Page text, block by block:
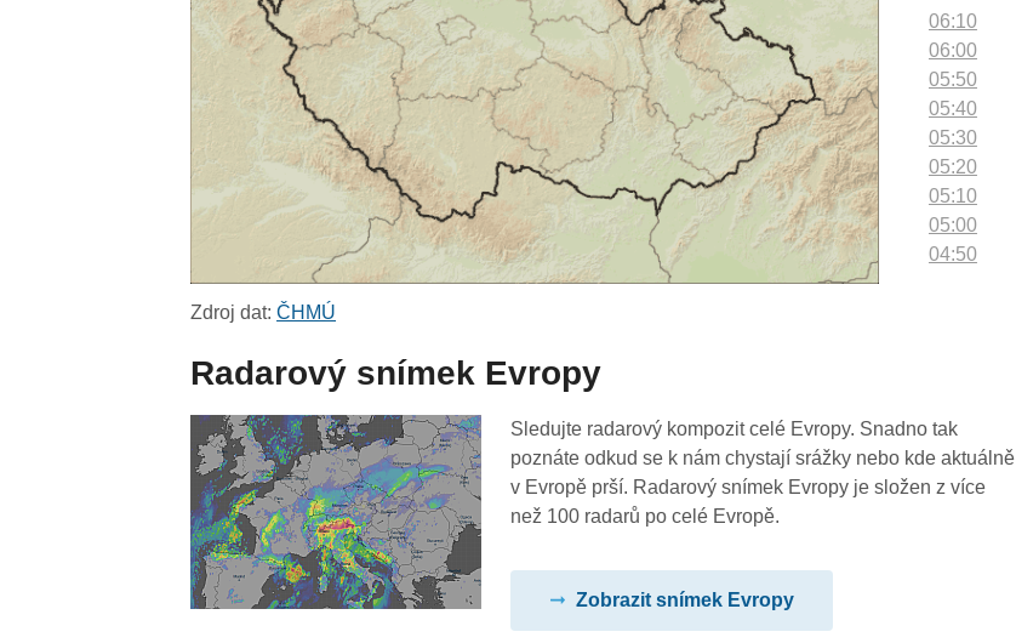
06:10
06:00
05:50
05:40
05:30
05:20
05:10
05:00
04:50
03:50
03:40
03:30
Zdroj dat:ČHMÚ
Radarový snímek Evropy
Sledujte radarový kompozit celé Evropy. Snadno tak
poznáte odkud se k nám chystají srážky nebo kde aktuálně
v Evropě prší. Radarový snímek Evropy je složen z více
než 100 radarů po celé Evropě.
Zobrazit snímek Evropy